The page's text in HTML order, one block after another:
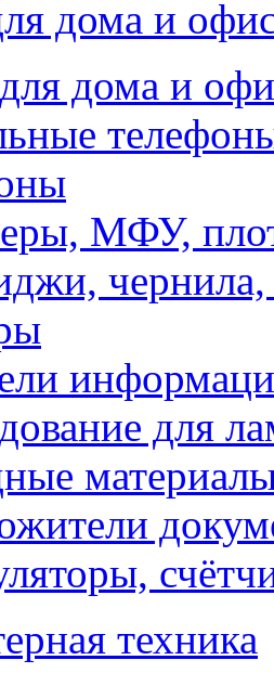
дома и
дома и
МФУ,
для
техника